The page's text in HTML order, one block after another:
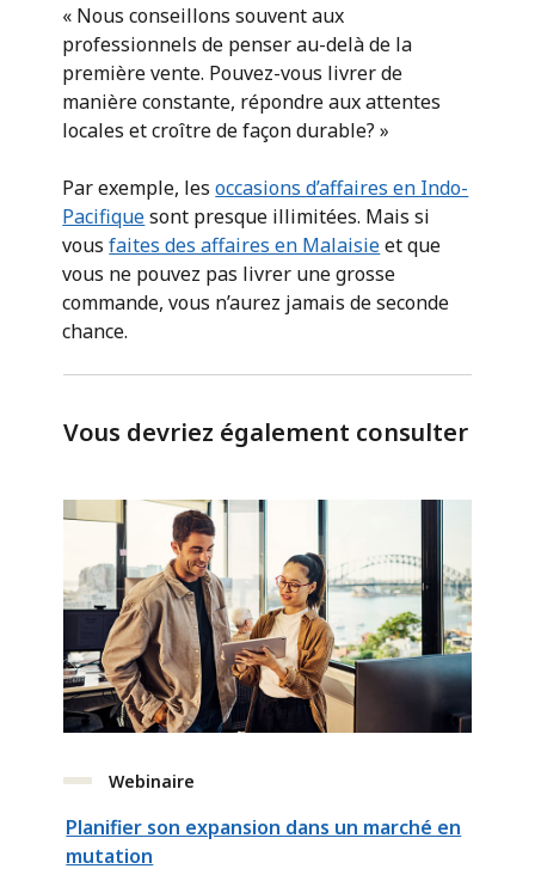
« Nous conseillons souvent aux
professionnels de penser au-delà de la
première vente. Pouvez-vous livrer de
manière constante, répondre aux attentes
locales et croître de façon durable? »
Par exemple, lesoccasions d’affaires en Indo-
Pacifiquesont presque illimitées. Mais si
vousfaites des affaires en Malaisieet que
vous ne pouvez pas livrer une grosse
commande, vous n’aurez jamais de seconde
chance.
Vous devriez également consulter
Webinaire
Planifier son expansion dans un marché en
mutation